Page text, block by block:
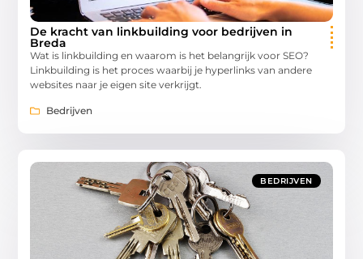
De kracht van linkbuilding voor bedrijven in
Breda
Wat is linkbuilding en waarom is het belangrijk voor SEO?
Linkbuilding is het proces waarbij je hyperlinks van andere
websites naar je eigen site verkrijgt.
Bedrijven
BEDRIJVEN